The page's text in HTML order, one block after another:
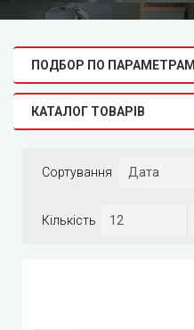
ПОДБОР ПО ПАРАМЕТРАМ
КАТАЛОГ ТОВАРІВ
Сортування
Кількість